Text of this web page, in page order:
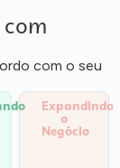
com o seu
Expandindo
o
Negócio